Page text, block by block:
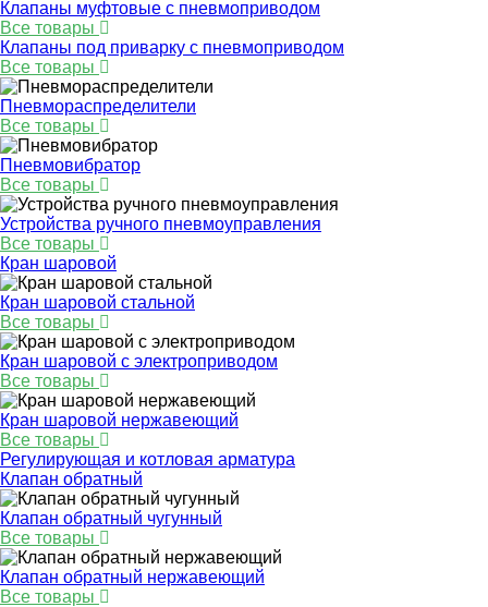
Клапаны муфтовые с пневмоприводом
Все товары
Клапаны под приварку с пневмоприводом
Все товары
Пневмораспределители
Все товары
Пневмовибратор
Все товары
Устройства ручного пневмоуправления
Все товары
Кран шаровой
Кран шаровой стальной
Все товары
Кран шаровой с электроприводом
Все товары
Кран шаровой нержавеющий
Все товары
Регулирующая и котловая арматура
Клапан обратный
Клапан обратный чугунный
Все товары
Клапан обратный нержавеющий
Все товары